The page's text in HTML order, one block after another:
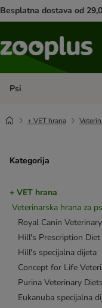
Besplatna dostava od
Psi
+ VET hrana
Kategorija
+ VET hrana
Veterinarska hrana za
Royal Canin
Hill's Prescription Diet
Hill's specijalna dijeta
Concept for Life
Purina Veterinary
Eukanuba specijalna